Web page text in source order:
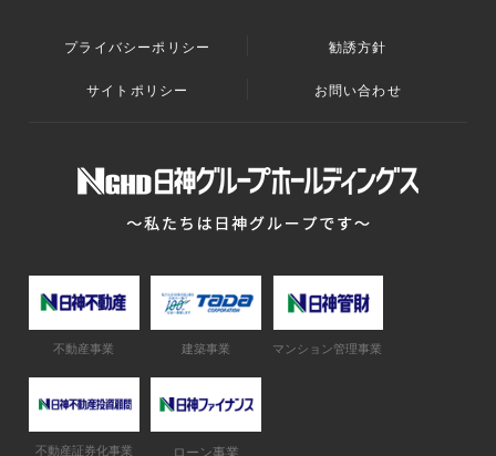
プライバシーポリシー 勧誘方針
サイトポリシー お問い合わせ
不動産事業 建築事業 マンション管理事業
不動産証券化事業 ローン事業